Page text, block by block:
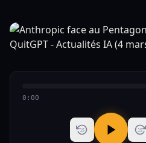
0:00
15 15